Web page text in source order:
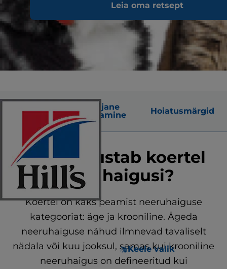
Leia oma retsept
Keele valik
Varajane
avastamine
Hoiatusmärgid
Mis põhjustab koertel
neeruhaigusi?
Koertel on kaks peamist neeruhaiguse
kategooriat: äge ja krooniline. Ägeda
neeruhaiguse nähud ilmnevad tavaliselt
nädala või kuu jooksul, samas kui krooniline
neeruhaigus on defineeritud kui